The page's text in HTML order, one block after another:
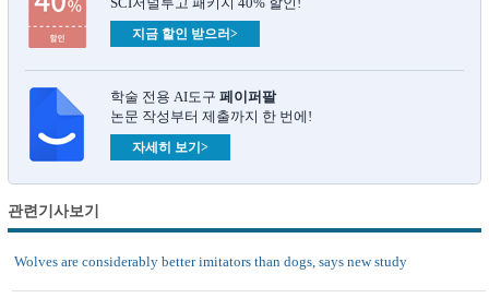
지금 할인 받으러>
학술 전용 AI도구 페이퍼팔
논문 작성부터 제출까지 한 번에!
자세히 보기>
관련기사보기
Wolves are considerably better imitators than dogs, says new study